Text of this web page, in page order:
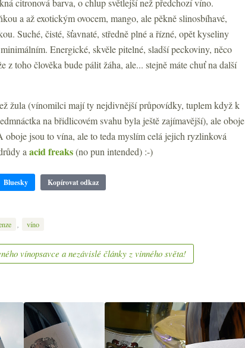
citronová barva, o chlup světlejší než předchozí víno.
a až exotickým ovocem, mango, ale pěkně slinosbíhavé,
Suché, čisté, šťavnaté, středně plné a řízné, opět kyseliny
Energické, skvěle pitelné, sladší peckoviny, něco
z toho člověka bude pálit žáha, ale... stejně máte chuť na další
žula (vínomilci mají ty nejdivnější průpovídky, tuplem když k
na břidlicovém svahu byla ještě zajímavější), ale oboje
oboje jsou to vína, ale to teda myslím celá jejich ryzlinková
a acid freaks(no pun intended) :-)
Bluesky Kopírovat odkaz
víno
vínopsavce a nezávislé články z vinného světa!